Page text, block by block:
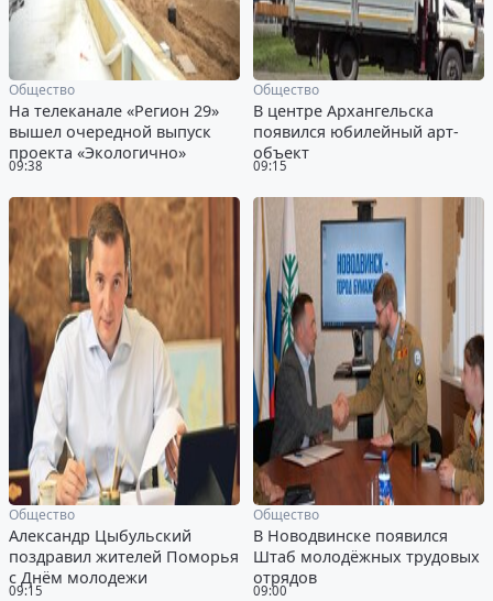
09:38
Общество
На телеканале «Регион 29»
вышел очередной выпуск
проекта «Экологично»
09:15
Общество
В центре Архангельска
появился юбилейный арт-
объект
09:15
Общество
Александр Цыбульский
поздравил жителей Поморья
с Днём молодежи
09:00
Общество
В Новодвинске появился
Штаб молодёжных трудовых
отрядов